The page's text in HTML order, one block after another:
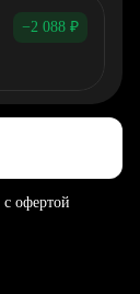
−2 088 ₽
с офертой